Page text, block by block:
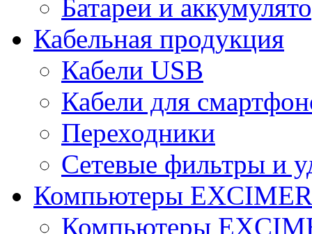
Батареи и
Кабельная продукция
Кабели USB
Кабели для
Переходники
Сетевые фильтры и
Компьютеры
Компьютеры